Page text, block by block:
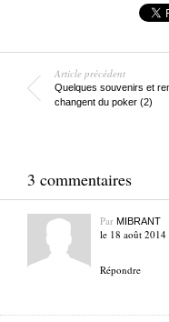
Article précédent
Quelques souvenirs et
changent du poker (2)
3 commentaires
Par MIBRANT
le 18 août 2014
Répondre